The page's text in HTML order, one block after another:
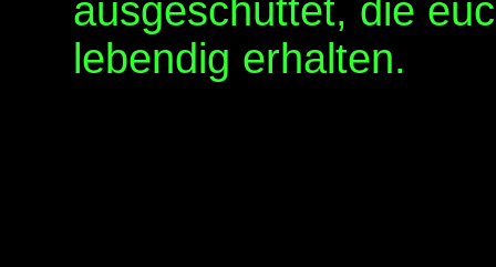
ausgeschüttet, die
lebendig erhalten.